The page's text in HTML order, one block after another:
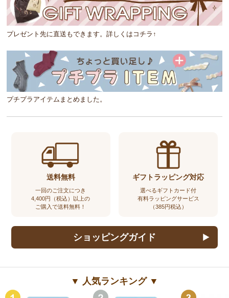
プレゼント先に直送もできます。詳しくはコチラ↑
プチプラアイテムまとめました。
送料無料
一回のご注文につき
4,400円（税込）以上の
ご購入で送料無料！
ギフトラッピング対応
選べるギフトカード付
有料ラッピングサービス
（385円税込）
ショッピングガイド
▼ 人気ランキング ▼